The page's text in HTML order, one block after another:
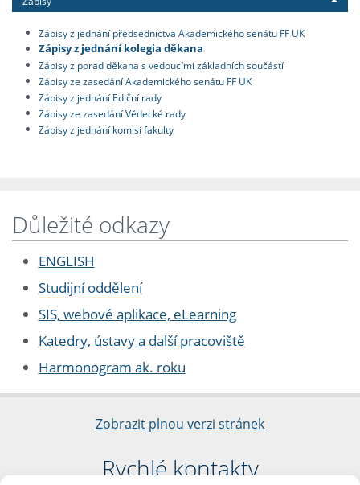
Zápisy z jednání předsednictva Akademického senátu FF UK
Zápisy z jednání kolegia děkana
Zápisy z porad děkana s vedoucími základních součástí
Zápisy ze zasedání Akademického senátu FF UK
Zápisy z jednání Ediční rady
Zápisy ze zasedání Vědecké rady
Zápisy z jednání komisí fakulty
Důležité odkazy
ENGLISH
Studijní oddělení
SIS, webové aplikace, eLearning
Katedry, ústavy a další pracoviště
Harmonogram ak. roku
Zobrazit plnou verzi stránek
Rychlé kontakty